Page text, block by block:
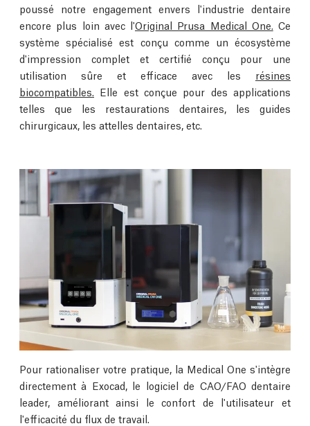
poussé notre engagement envers l'industrie dentaire
encore plus loin avec l'Original Prusa Medical One. Ce
système spécialisé est conçu comme un écosystème
d'impression complet et certifié conçu pour une
utilisation sûre et efficace avec les résines
biocompatibles. Elle est conçue pour des applications
telles que les restaurations dentaires, les guides
chirurgicaux, les attelles dentaires, etc.
Pour rationaliser votre pratique, la Medical One s'intègre
directement à Exocad, le logiciel de CAO/FAO dentaire
leader, améliorant ainsi le confort de l'utilisateur et
l'efficacité du flux de travail.